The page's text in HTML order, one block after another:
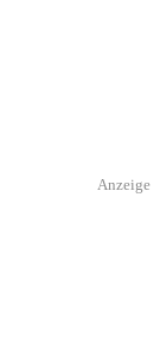
Anzeige